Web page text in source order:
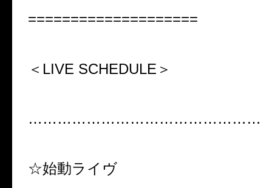
====================
＜LIVE SCHEDULE＞
…………………………………………
☆始動ライヴ